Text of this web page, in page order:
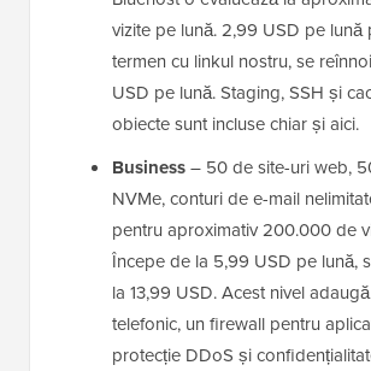
vizite pe lună. 2,99 USD pe lună
termen cu linkul nostru, se
USD pe lună. Staging, SSH și
obiecte sunt incluse chiar și aici.
Business– 50 de site-uri web,
NVMe, conturi de e-mail
pentru aproximativ 200.000 de
Începe de la 5,99 USD pe lună,
la 13,99 USD. Acest nivel
telefonic, un firewall pentru
protecție DDoS și